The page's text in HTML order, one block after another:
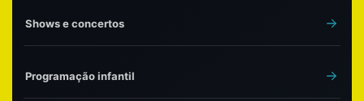
Shows e concertos
Programação infantil